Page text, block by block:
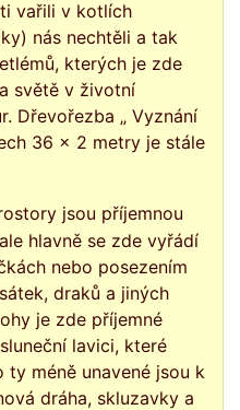
vařili v kotlích
nás nechtěli a tak
kterých je zde
světě v životní
Dřevořezba „ Vyznání
36 x 2 metry je stále
hlavně se zde vyřádí
nebo posezením
draků a jiných
je zde příjemné
lavici, které
ty méně unavené jsou k
dráha, skluzavky a